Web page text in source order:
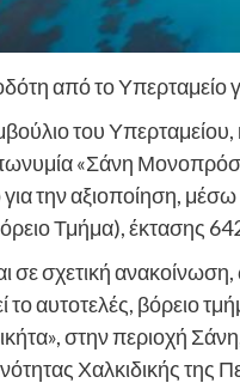
από το Υπερταμείο
του
«Σάνη
την αξιοποίηση,
Τμήμα), έκτασης
σχετική ανακοίνωση,
το αυτοτελές, βόρειο
στην περιοχή
Χαλκιδικής της